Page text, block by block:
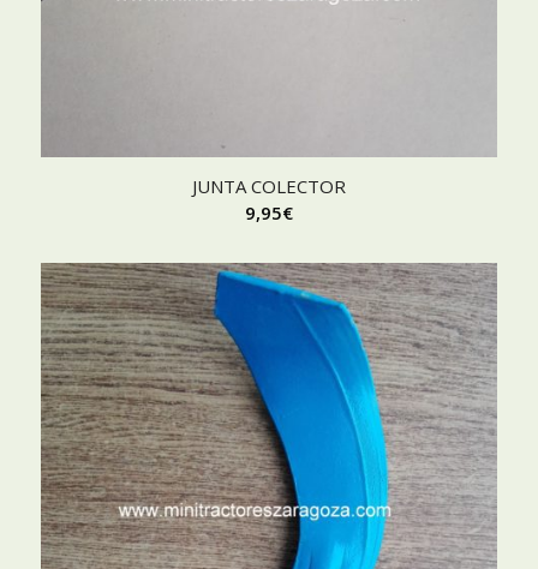
JUNTA COLECTOR
9,95€